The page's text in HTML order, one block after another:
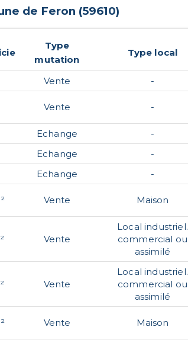
de Feron (59610)
Type
mutation
Type local
Vente -
Vente -
Echange -
Echange -
Echange -
Vente Maison
Vente
Local industriel.
commercial ou
assimilé
Vente
Local industriel.
commercial ou
assimilé
Vente Maison